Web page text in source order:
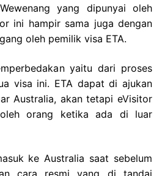
yang dipunyai oleh
ini hampir sama juga dengan
oleh pemilik visa ETA.
yaitu dari proses
visa ini. ETA dapat di ajukan
Australia, akan tetapi eVisitor
orang ketika ada di luar
ke Australia saat sebelum